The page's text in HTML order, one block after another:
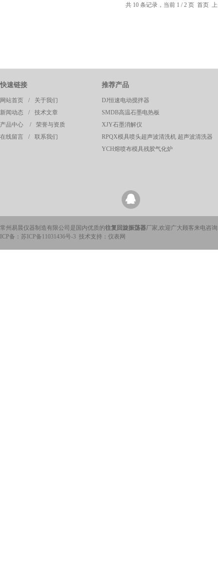
共 10 条记录，当前 1 / 2 页 首页
快速链接
网站首页 /
关于我们
新闻动态
/
技术文章
产品中心
/
荣誉与资质
在线留言
/ 联系我们
推荐产品
DJ恒速电动搅拌器
SMDB高温石墨电热板
XJY石墨消解仪
RPQX模具喷头超声波清洗机 超声波清洗器
YCH熔喷布模具残胶气化炉
常州易晨仪器制造有限公司是国内优质的往复回旋振荡器厂家,欢迎广大顾客来电咨
ICP备： 苏ICP备11031436号-3 技术支持：仪表网